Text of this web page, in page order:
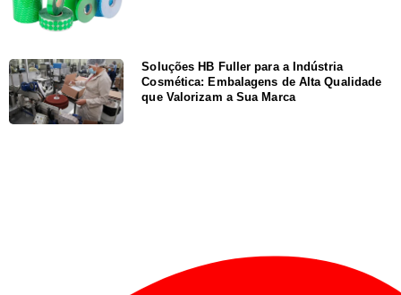
Soluções HB Fuller para a Indústria
Cosmética: Embalagens de Alta Qualidade
que Valorizam a Sua Marca